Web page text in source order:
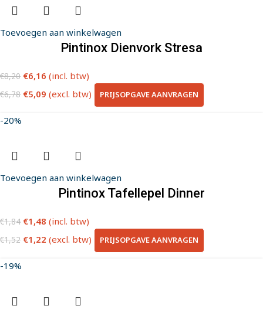
Toevoegen aan winkelwagen
Pintinox Dienvork Stresa
€8,20 €6,16 (incl. btw)
€6,78 €5,09 (excl. btw) PRIJSOPGAVE AANVRAGEN
-20%
Toevoegen aan winkelwagen
Pintinox Tafellepel Dinner
€1,84 €1,48 (incl. btw)
€1,52 €1,22 (excl. btw) PRIJSOPGAVE AANVRAGEN
-19%